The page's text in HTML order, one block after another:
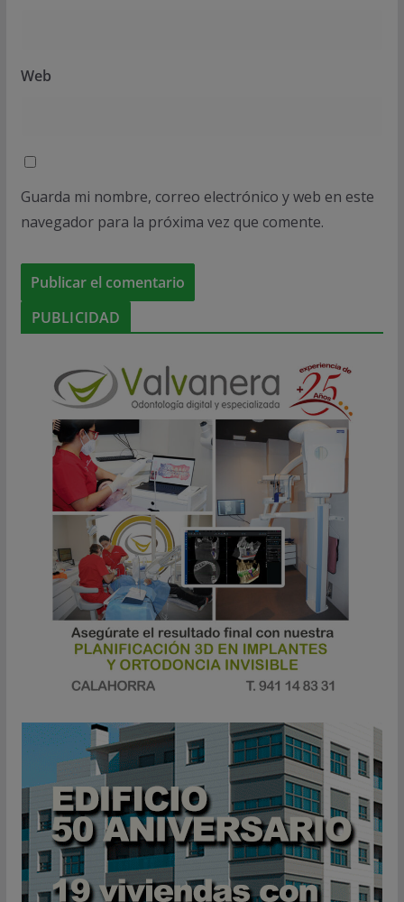
Web
Guarda mi nombre, correo electrónico y web en este
navegador para la próxima vez que comente.
PUBLICIDAD